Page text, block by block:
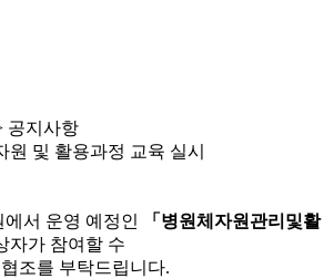
공지사항
원 및 활용과정 교육 실시
서 운영 예정인
「병원체자원관리및활
자가 참여할 수
조를 부탁드립니다.